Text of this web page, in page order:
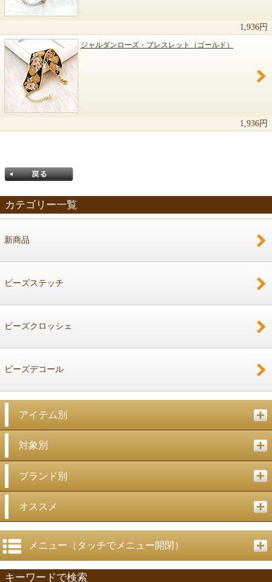
1,936円
ジャルダンローズ・ブレスレット（ゴールド）
1,936円
カテゴリー一覧
新商品
ビーズステッチ
ビーズクロッシェ
ビーズデコール
アイテム別
対象別
ブランド別
オススメ
メニュー（タッチでメニュー開閉）
キーワードで検索